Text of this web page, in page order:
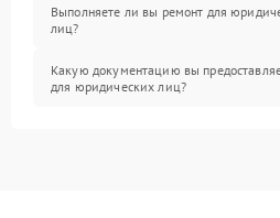
Выполняете ли вы ремонт для
лиц?
Какую документацию вы
для юридических лиц?